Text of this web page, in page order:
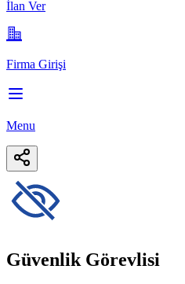
İlan Ver
Firma Girişi
Menu
Güvenlik Görevlisi